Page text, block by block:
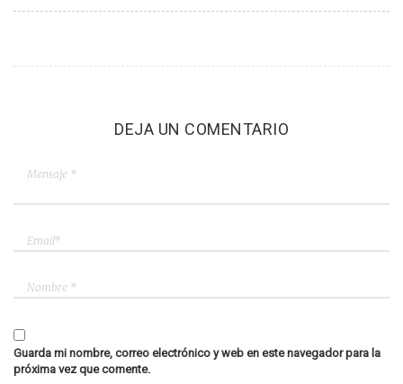
DEJA UN COMENTARIO
Guarda mi nombre, correo electrónico y web en este navegador para la
próxima vez que comente.